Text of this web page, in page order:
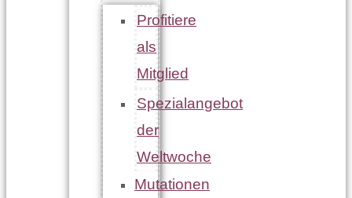
Profitiere
als
Mitglied
Spezialangebot
der
Weltwoche
Mutationen